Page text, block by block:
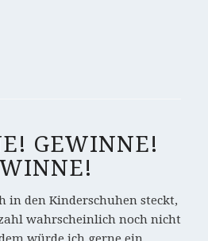
GEWINNE!
in den Kinderschuhen steckt,
wahrscheinlich noch nicht